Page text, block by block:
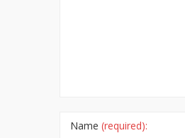
Name (required):